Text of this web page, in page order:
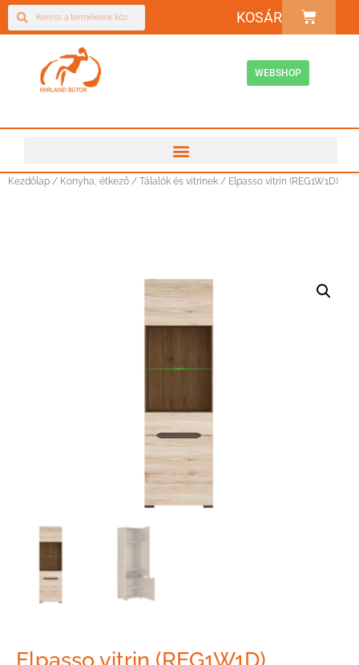
KOSÁR
WEBSHOP
Kezdőlap / Konyha, étkező / Tálalók és vitrinek / Elpasso vitrin (REG1W1D)